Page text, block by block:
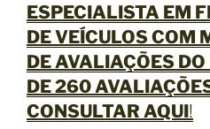
ESPECIALISTA EM
DE VEÍCULOSCOM
DE AVALIAÇÕES
DE 260
CONSULTAR AQUI!